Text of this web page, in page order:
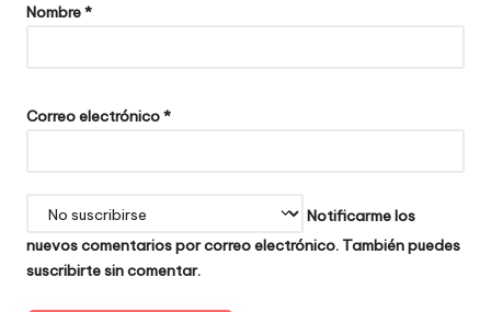
Nombre*
Correo electrónico*
Notificarme los
nuevos comentarios por correo electrónico. También puedes
suscribirtesin comentar.